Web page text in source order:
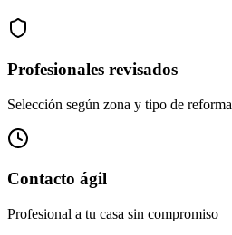
Profesionales revisados
Selección según zona y tipo de reforma
Contacto ágil
Profesional a tu casa sin compromiso